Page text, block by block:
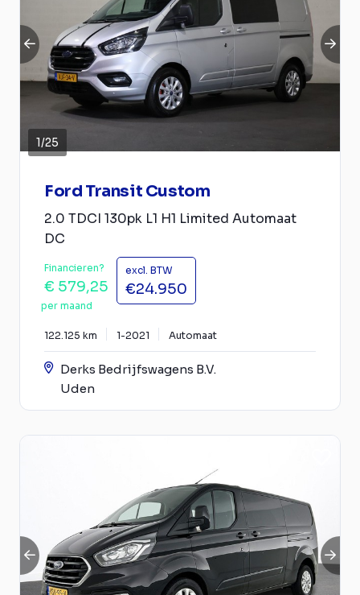
1/25
Ford Transit Custom
2.0 TDCI 130pk L1 H1 Limited Automaat
DC
Financieren?
€ 579,25
per maand
excl. BTW
€24.950
122.125 km 1-2021 Automaat
Derks Bedrijfswagens B.V.
Uden